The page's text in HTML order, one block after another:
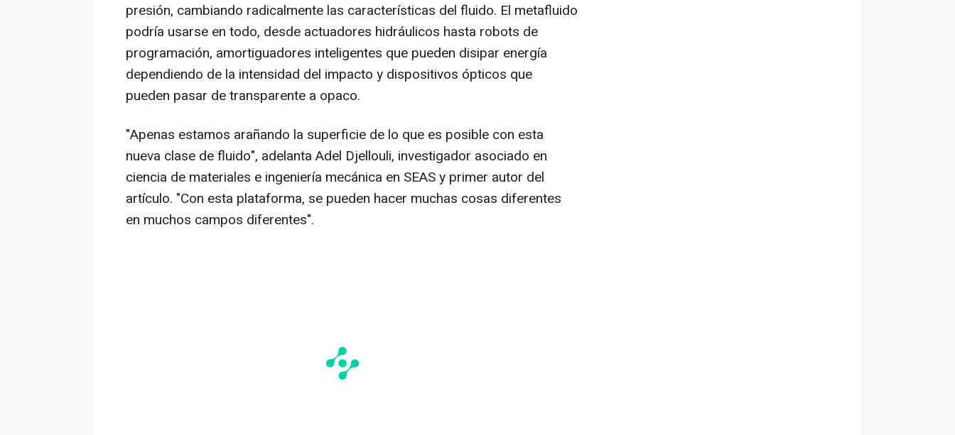
presión, cambiando radicalmente las características del fluido. El metafluido
podría usarse en todo, desde actuadores hidráulicos hasta robots de
programación, amortiguadores inteligentes que pueden disipar energía
dependiendo de la intensidad del impacto y dispositivos ópticos que
pueden pasar de transparente a opaco.
"Apenas estamos arañando la superficie de lo que es posible con esta
nueva clase de fluido", adelanta Adel Djellouli, investigador asociado en
ciencia de materiales e ingeniería mecánica en SEAS y primer autor del
artículo. "Con esta plataforma, se pueden hacer muchas cosas diferentes
en muchos campos diferentes".